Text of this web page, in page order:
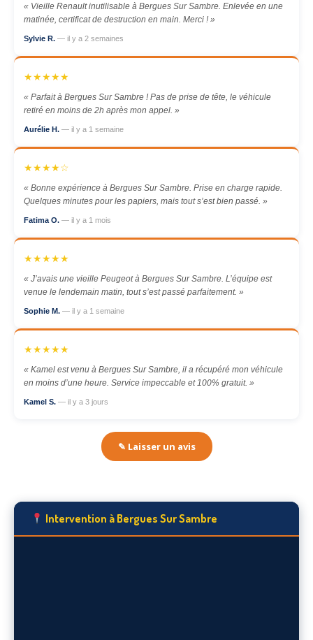
« Vieille Renault inutilisable à Bergues Sur Sambre. Enlevée en une
matinée, certificat de destruction en main. Merci ! »
Sylvie R. — il y a 2 semaines
★★★★★
« Parfait à Bergues Sur Sambre ! Pas de prise de tête, le véhicule
retiré en moins de 2h après mon appel. »
Aurélie H. — il y a 1 semaine
★★★★☆
« Bonne expérience à Bergues Sur Sambre. Prise en charge rapide.
Quelques minutes pour les papiers, mais tout s’est bien passé. »
Fatima O. — il y a 1 mois
★★★★★
« J’avais une vieille Peugeot à Bergues Sur Sambre. L’équipe est
venue le lendemain matin, tout s’est passé parfaitement. »
Sophie M. — il y a 1 semaine
★★★★★
« Kamel est venu à Bergues Sur Sambre, il a récupéré mon véhicule
en moins d’une heure. Service impeccable et 100% gratuit. »
Kamel S. — il y a 3 jours
✎ Laisser un avis
Intervention à Bergues Sur Sambre